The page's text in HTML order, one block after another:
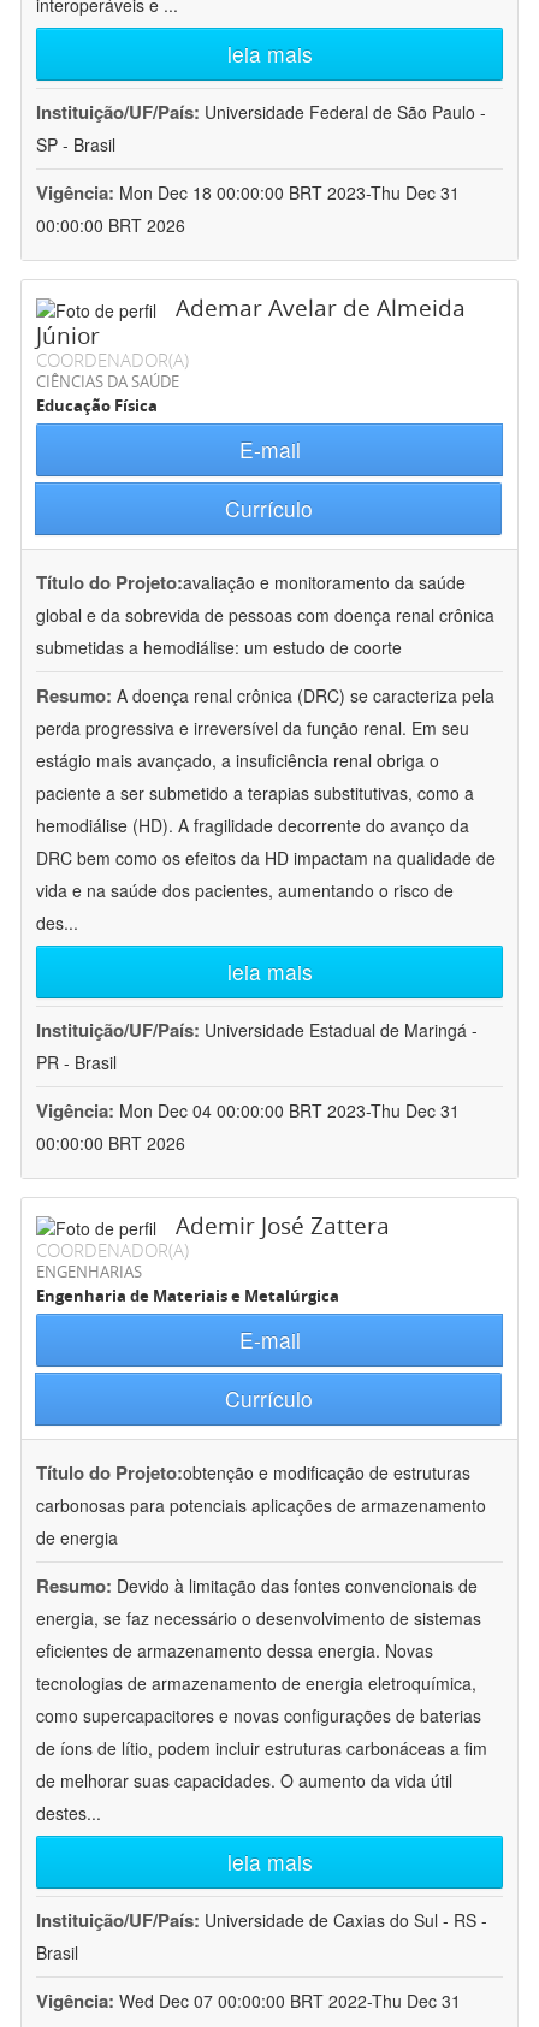
interoperáveis e ...
leia mais
Instituição/UF/País: Universidade Federal de São Paulo -
SP - Brasil
Vigência: Mon Dec 18 00:00:00 BRT 2023-Thu Dec 31
00:00:00 BRT 2026
Ademar Avelar de Almeida
Júnior
COORDENADOR(A)
CIÊNCIAS DA SAÚDE
Educação Física
E-mail
Currículo
Título do Projeto:avaliação e monitoramento da saúde
global e da sobrevida de pessoas com doença renal crônica
submetidas a hemodiálise: um estudo de coorte
Resumo: A doença renal crônica (DRC) se caracteriza pela
perda progressiva e irreversível da função renal. Em seu
estágio mais avançado, a insuficiência renal obriga o
paciente a ser submetido a terapias substitutivas, como a
hemodiálise (HD). A fragilidade decorrente do avanço da
DRC bem como os efeitos da HD impactam na qualidade de
vida e na saúde dos pacientes, aumentando o risco de
des...
leia mais
Instituição/UF/País: Universidade Estadual de Maringá -
PR - Brasil
Vigência: Mon Dec 04 00:00:00 BRT 2023-Thu Dec 31
00:00:00 BRT 2026
Ademir José Zattera
COORDENADOR(A)
ENGENHARIAS
Engenharia de Materiais e Metalúrgica
E-mail
Currículo
Título do Projeto:obtenção e modificação de estruturas
carbonosas para potenciais aplicações de armazenamento
de energia
Resumo: Devido à limitação das fontes convencionais de
energia, se faz necessário o desenvolvimento de sistemas
eficientes de armazenamento dessa energia. Novas
tecnologias de armazenamento de energia eletroquímica,
como supercapacitores e novas configurações de baterias
de íons de lítio, podem incluir estruturas carbonáceas a fim
de melhorar suas capacidades. O aumento da vida útil
destes...
leia mais
Instituição/UF/País: Universidade de Caxias do Sul - RS -
Brasil
Vigência: Wed Dec 07 00:00:00 BRT 2022-Thu Dec 31